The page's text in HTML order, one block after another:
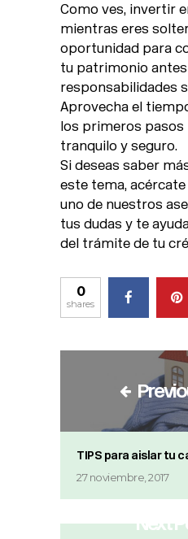
Como ves, invertir
mientras eres
oportunidad para
tu patrimonio antes
responsabilidades
Aprovecha el
los primeros pasos
tranquilo y seguro.
Si deseas saber
este tema, acércate
uno de nuestros
tus dudas y te
del trámite de tu
0
shares
TIPS para aislar tu
27 noviembre, 2017
Next